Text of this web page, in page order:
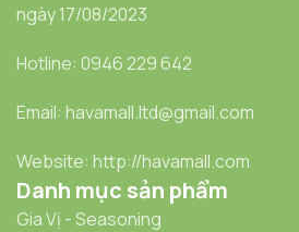
ngày 17/08/2023
Hotline: 0946 229 642
Email: havamall.ltd@gmail.com
Website: http://havamall.com
Danh mục sản phẩm
Gia Vị - Seasoning